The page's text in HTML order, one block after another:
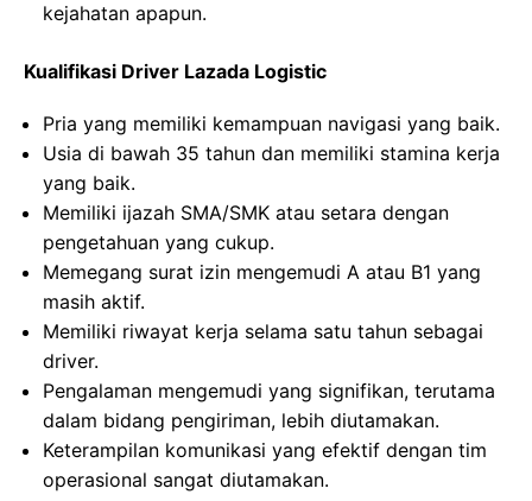
kejahatan apapun.
Kualifikasi Driver Lazada Logistic
Pria yang memiliki kemampuan navigasi yang baik.
Usia di bawah 35 tahun dan memiliki stamina kerja
yang baik.
Memiliki ijazah SMA/SMK atau setara dengan
pengetahuan yang cukup.
Memegang surat izin mengemudi A atau B1 yang
masih aktif.
Memiliki riwayat kerja selama satu tahun sebagai
driver.
Pengalaman mengemudi yang signifikan, terutama
dalam bidang pengiriman, lebih diutamakan.
Keterampilan komunikasi yang efektif dengan tim
operasional sangat diutamakan.